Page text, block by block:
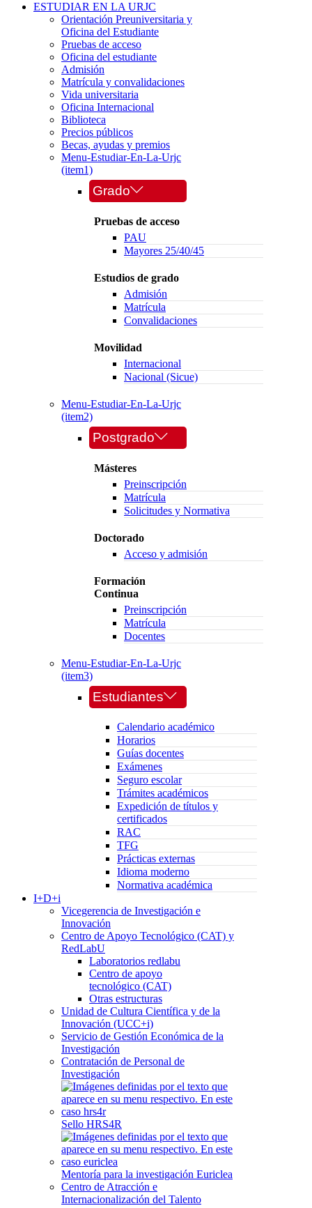
ESTUDIAR EN LA URJC
Orientación Preuniversitaria y
Oficina del Estudiante
Pruebas de acceso
Oficina del estudiante
Admisión
Matrícula y convalidaciones
Vida universitaria
Oficina Internacional
Biblioteca
Precios públicos
Becas, ayudas y premios
Menu-Estudiar-En-La-Urjc
(item1)
Grado
Pruebas de acceso
PAU
Mayores 25/40/45
Estudios de grado
Admisión
Matrícula
Convalidaciones
Movilidad
Internacional
Nacional (Sicue)
Menu-Estudiar-En-La-Urjc
(item2)
Postgrado
Másteres
Preinscripción
Matrícula
Solicitudes y Normativa
Doctorado
Acceso y admisión
Formación
Continua
Preinscripción
Matrícula
Docentes
Menu-Estudiar-En-La-Urjc
(item3)
Estudiantes
Calendario académico
Horarios
Guías docentes
Exámenes
Seguro escolar
Trámites académicos
Expedición de títulos y
certificados
RAC
TFG
Prácticas externas
Idioma moderno
Normativa académica
I+D+i
Vicegerencia de Investigación e
Innovación
Centro de Apoyo Tecnológico (CAT) y
RedLabU
Laboratorios redlabu
Centro de apoyo
tecnológico (CAT)
Otras estructuras
Unidad de Cultura Científica y de la
Innovación (UCC+i)
Servicio de Gestión Económica de la
Investigación
Contratación de Personal de
Investigación
Sello HRS4R
Mentoría para la investigación Euriclea
Centro de Atracción e
Internacionalización del Talento